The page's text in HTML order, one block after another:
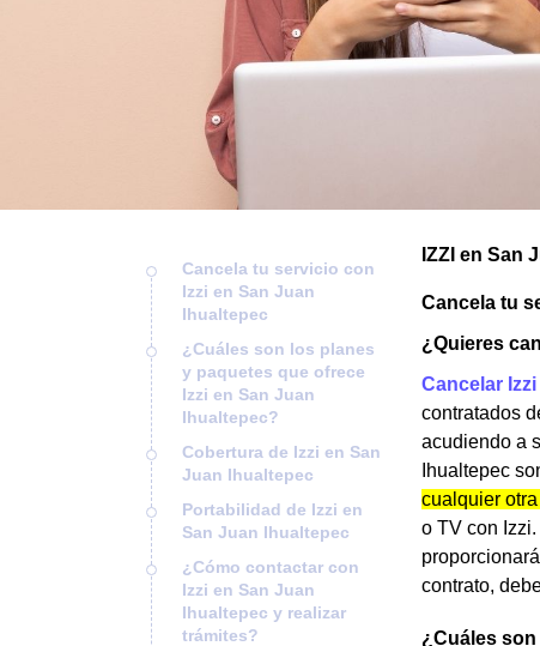
Cancela tu servicio con
Izzi en San Juan
Ihualtepec
¿Cuáles son los planes
y paquetes que ofrece
Izzi en San Juan
Ihualtepec?
Cobertura de Izzi en San
Juan Ihualtepec
Portabilidad de Izzi en
San Juan Ihualtepec
¿Cómo contactar con
Izzi en San Juan
Ihualtepec y realizar
trámites?
IZZI en San
Cancela tu
¿Quieres
Cancelar Izzi
contratados
acudiendo a
Ihualtepec
cualquier
o TV con
contrato,
¿Cuáles